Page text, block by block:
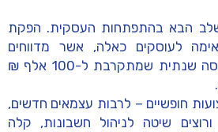
הבא בהתפתחות העסקית. הפקת
לעוסקים כאלה, אשר מדווחים
למע"מ ומגיעים להכנסה שנתית שמתקרבת ל-100 אלף ₪
חופשיים – לרבות עצמאים חדשים,
שיטה לניהול חשבונות, קלה